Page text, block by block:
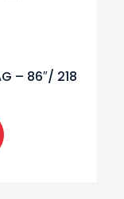
– 86″/ 218